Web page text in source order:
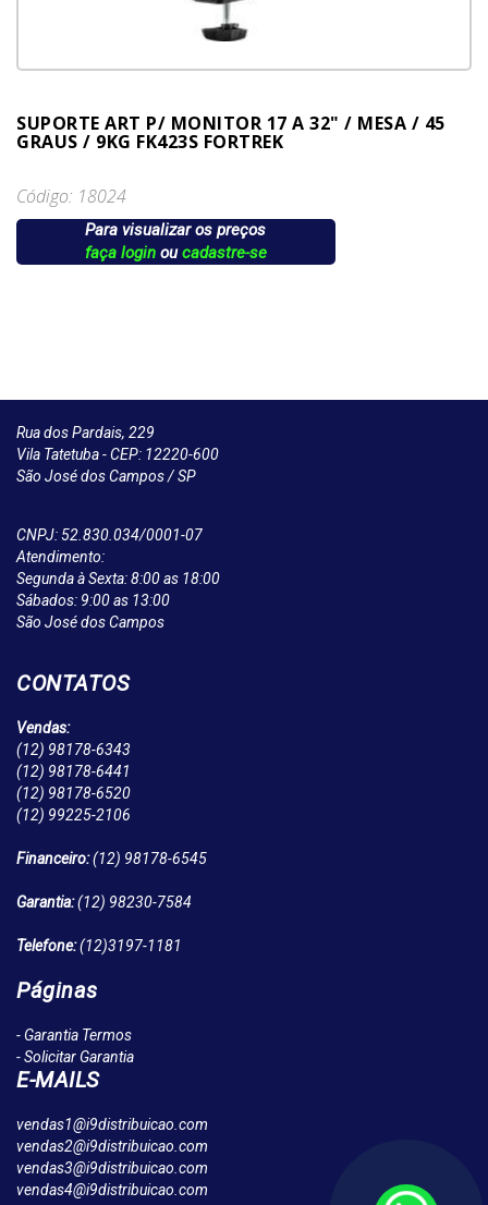
SUPORTE ART P/ MONITOR 17 A 32" / MESA / 45
GRAUS / 9KG FK423S FORTREK
Código: 18024
Para visualizar os preços
faça loginoucadastre-se
Rua dos Pardais, 229
Vila Tatetuba - CEP: 12220-600
São José dos Campos / SP
CNPJ: 52.830.034/0001-07
Atendimento:
Segunda à Sexta: 8:00 as 18:00
Sábados: 9:00 as 13:00
São José dos Campos
CONTATOS
Vendas:
(12) 98178-6343
(12) 98178-6441
(12) 98178-6520
(12) 99225-2106
Financeiro:(12) 98178-6545
Garantia:(12) 98230-7584
Telefone:(12)3197-1181
Páginas
- Garantia Termos
- Solicitar Garantia
E-MAILS
vendas1@i9distribuicao.com
vendas2@i9distribuicao.com
vendas3@i9distribuicao.com
vendas4@i9distribuicao.com